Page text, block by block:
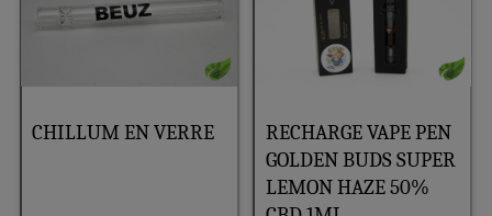
CHILLUM EN VERRE
RECHARGE VAPE PEN
GOLDEN BUDS SUPER
LEMON HAZE 50%